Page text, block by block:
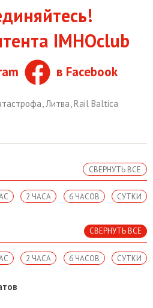
IMHOclub
в Facebook
,Литва,Rail Baltica
СВЕРНУТЬ ВСЕ
СУТКИ
6 ЧАСОВ
2 ЧАСА
СВЕРНУТЬ ВСЕ
СУТКИ
6 ЧАСОВ
2 ЧАСА